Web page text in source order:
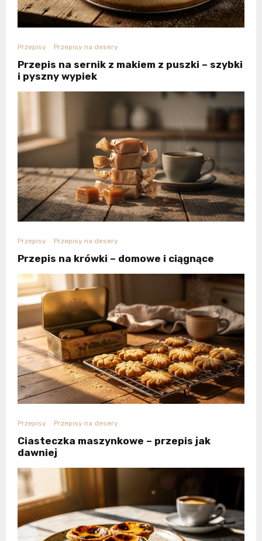
Przepisy Przepisy na desery
Przepis na sernik z makiem z puszki – szybki
i pyszny wypiek
Przepisy Przepisy na desery
Przepis na krówki – domowe i ciągnące
Przepisy Przepisy na desery
Ciasteczka maszynkowe – przepis jak
dawniej